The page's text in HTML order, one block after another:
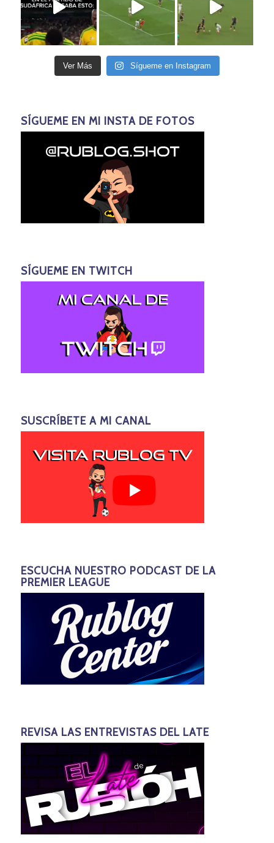
Ver Más Sígueme en Instagram
SÍGUEME EN MI INSTA DE FOTOS
SÍGUEME EN TWITCH
SUSCRÍBETE A MI CANAL
ESCUCHA NUESTRO PODCAST DE LA
PREMIER LEAGUE
REVISA LAS ENTREVISTAS DEL LATE